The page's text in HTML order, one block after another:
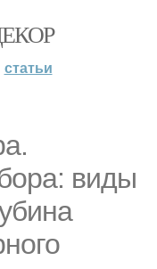
статьи
виды